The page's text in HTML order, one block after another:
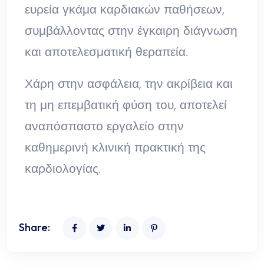
ευρεία γκάμα καρδιακών παθήσεων,
συμβάλλοντας στην έγκαιρη διάγνωση
και αποτελεσματική θεραπεία.
Χάρη στην ασφάλεια, την ακρίβεια και
τη μη επεμβατική φύση του, αποτελεί
αναπόσπαστο εργαλείο στην
καθημερινή κλινική πρακτική της
καρδιολογίας.
Share: